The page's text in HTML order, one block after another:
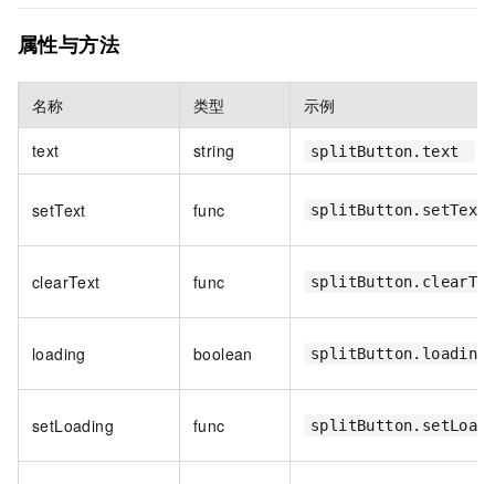
属性与方法
名称 类型 示例
text string splitButton.text
setText func
clearText func
loading boolean splitButton.loading
setLoading func